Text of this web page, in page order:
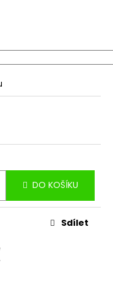
DO KOŠÍKU
Sdílet